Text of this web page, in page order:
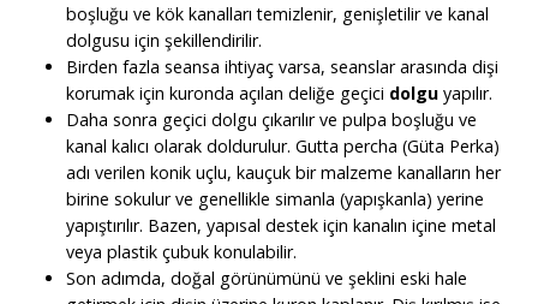
boşluğu ve kök kanalları temizlenir, genişletilir ve kanal
dolgusu için şekillendirilir.
Birden fazla seansa ihtiyaç varsa, seanslar arasında dişi
korumak için kuronda açılan deliğe geçici dolgu yapılır.
Daha sonra geçici dolgu çıkarılır ve pulpa boşluğu ve
kanal kalıcı olarak doldurulur. Gutta percha (Güta Perka)
adı verilen konik uçlu, kauçuk bir malzeme kanalların her
birine sokulur ve genellikle simanla (yapışkanla) yerine
yapıştırılır. Bazen, yapısal destek için kanalın içine metal
veya plastik çubuk konulabilir.
Son adımda, doğal görünümünü ve şeklini eski hale